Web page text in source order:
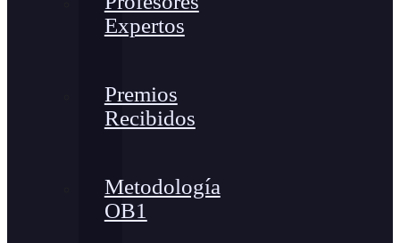
Expertos
Premios
Recibidos
Metodología
OB1